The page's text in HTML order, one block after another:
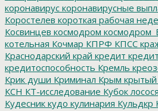
коронавирус коронавирусные
Коростелев короткая рабочая
Косвинцев космодром
котельная Кочмар КПРФ КПСС
Краснодарский край кредит
кредитоспособность Кремль
Крик души Криминал Крым крытый
КСН КТ-исследование Кубок лосося
Кудесник кудо кулинария Кульдкр